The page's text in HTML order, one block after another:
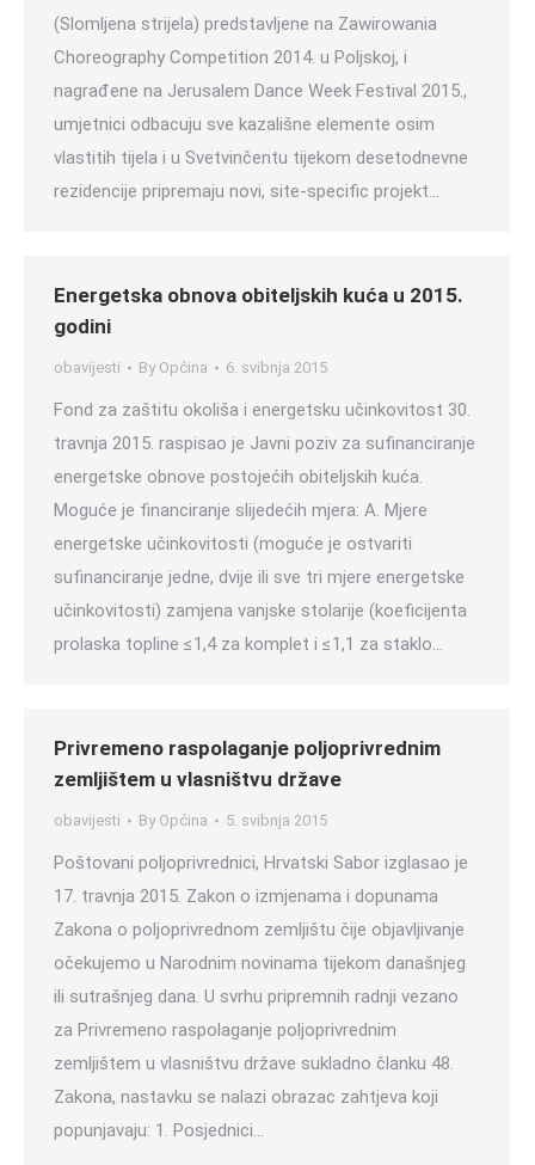
(Slomljena strijela) predstavljene na Zawirowania
Choreography Competition 2014. u Poljskoj, i
nagrađene na Jerusalem Dance Week Festival 2015.,
umjetnici odbacuju sve kazališne elemente osim
vlastitih tijela i u Svetvinčentu tijekom desetodnevne
rezidencije pripremaju novi, site-specific projekt…
Energetska obnova obiteljskih kuća u 2015.
godini
obavijesti By Općina 6. svibnja 2015
Fond za zaštitu okoliša i energetsku učinkovitost 30.
travnja 2015. raspisao je Javni poziv za sufinanciranje
energetske obnove postojećih obiteljskih kuća.
Moguće je financiranje slijedećih mjera: A. Mjere
energetske učinkovitosti (moguće je ostvariti
sufinanciranje jedne, dvije ili sve tri mjere energetske
učinkovitosti) zamjena vanjske stolarije (koeficijenta
prolaska topline ≤1,4 za komplet i ≤1,1 za staklo…
Privremeno raspolaganje poljoprivrednim
zemljištem u vlasništvu države
obavijesti By Općina 5. svibnja 2015
Poštovani poljoprivrednici, Hrvatski Sabor izglasao je
17. travnja 2015. Zakon o izmjenama i dopunama
Zakona o poljoprivrednom zemljištu čije objavljivanje
očekujemo u Narodnim novinama tijekom današnjeg
ili sutrašnjeg dana. U svrhu pripremnih radnji vezano
za Privremeno raspolaganje poljoprivrednim
zemljištem u vlasništvu države sukladno članku 48.
Zakona, nastavku se nalazi obrazac zahtjeva koji
popunjavaju: 1. Posjednici…